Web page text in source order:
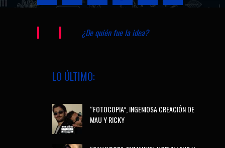
¿De quién fue la idea?
LO ÚLTIMO:
“FOTOCOPIA”, INGENIOSA CREACIÓN DE
MAU Y RICKY